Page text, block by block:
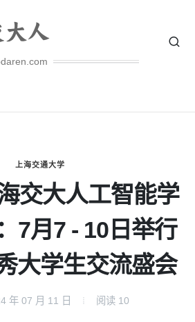
上海交通大学
交大人工智能学
7月7 - 10日举行
大学生交流盛会
年 07 月 11 日 阅读 10